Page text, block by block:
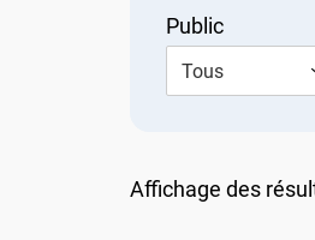
Public
Tous
Affichage des